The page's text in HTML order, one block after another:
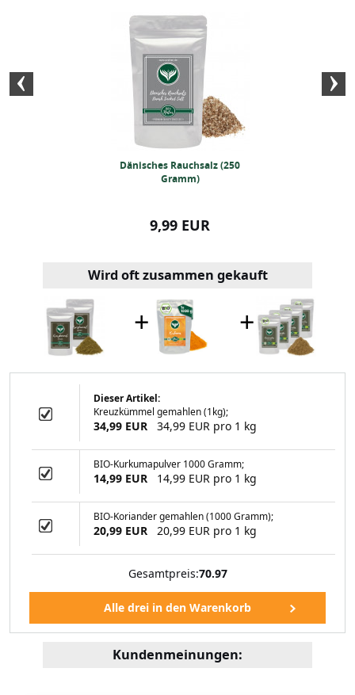
Dänisches Rauchsalz (250
Gramm)
9,99 EUR
(250
Wird oft zusammen gekauft
+ +
Dieser Artikel:
Kreuzkümmel gemahlen (1kg);
34,99 EUR 34,99 EUR pro 1 kg
BIO-Kurkumapulver 1000 Gramm;
14,99 EUR 14,99 EUR pro 1 kg
BIO-Koriander gemahlen (1000 Gramm);
20,99 EUR 20,99 EUR pro 1 kg
Gesamtpreis:70.97
Kundenmeinungen: